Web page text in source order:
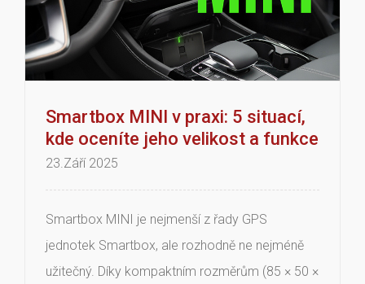
Smartbox MINI v praxi: 5 situací,
kde oceníte jeho velikost a funkce
23.Září 2025
Smartbox MINI je nejmenší z řady GPS
jednotek Smartbox, ale rozhodně ne nejméně
užitečný. Díky kompaktním rozměrům (85 × 50 ×